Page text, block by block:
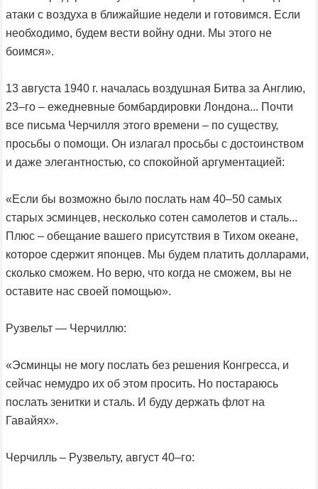
атаки с воздуха в ближайшие недели и готовимся. Если
необходимо, будем вести войну одни. Мы этого не
боимся».
13 августа 1940 г. началась воздушная Битва за Англию,
23–го – ежедневные бомбардировки Лондона... Почти
все письма Черчилля этого времени – по существу,
просьбы о помощи. Он излагал просьбы с достоинством
и даже элегантностью, со спокойной аргументацией:
«Если бы возможно было послать нам 40–50 самых
старых эсминцев, несколько сотен самолетов и сталь...
Плюс – обещание вашего присутствия в Тихом океане,
которое сдержит японцев. Мы будем платить долларами,
сколько сможем. Но верю, что когда не сможем, вы не
оставите нас своей помощью».
Рузвельт — Черчиллю:
«Эсминцы не могу послать без решения Конгресса, и
сейчас немудро их об этом просить. Но постараюсь
послать зенитки и сталь. И буду держать флот на
Гавайях».
Черчилль – Рузвельту, август 40–го: